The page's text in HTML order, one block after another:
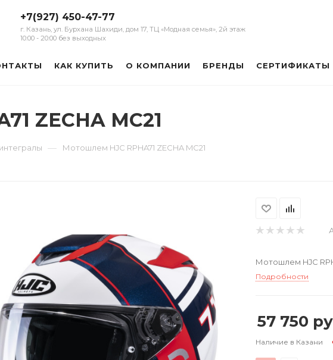
+7(927) 450-47-77
г. Казань, ул. Бурхана Шахиди, дом 17, ТЦ «Модная семья», 2й этаж
10:00 - 20:00 без выходных
КАК КУПИТЬ О КОМПАНИИ БРЕНДЫ СЕРТИФИКАТЫ
ZECHA MC21
— Мотошлем HJC RPHA71 ZECHA MC21
Мотошлем HJC
Подробности
57 750
Наличие в Казани